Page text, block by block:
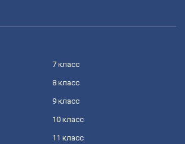
7 класс
8 класс
9 класс
10 класс
11 класс